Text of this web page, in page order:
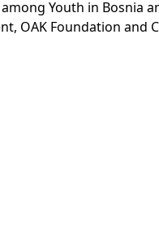
Youth in Bosnia
OAK Foundation and